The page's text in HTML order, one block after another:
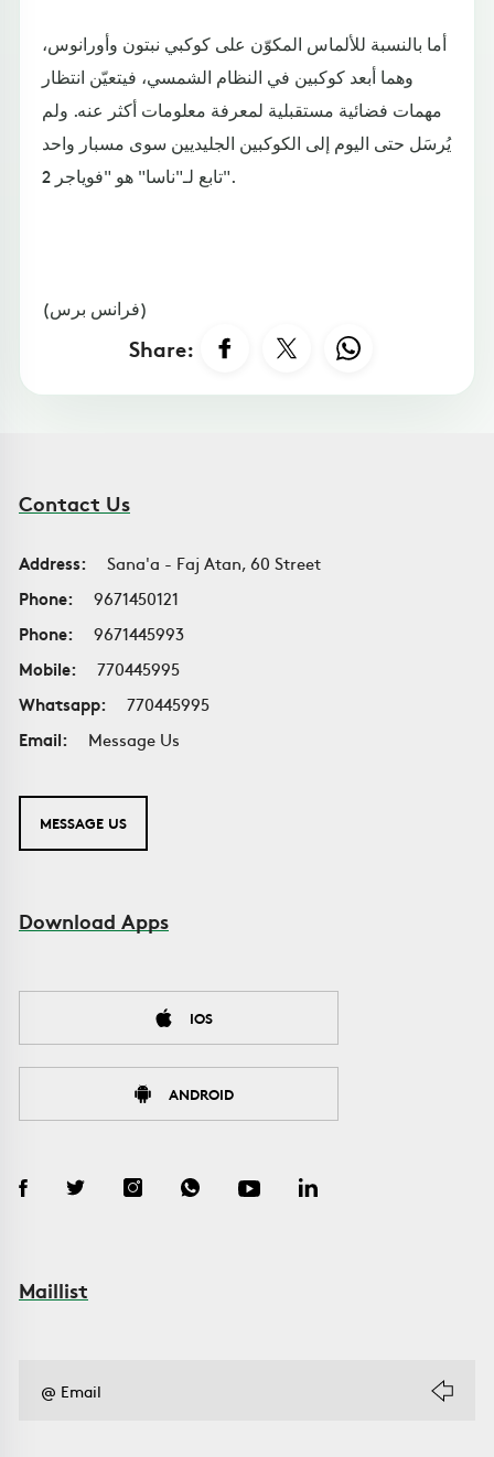
أما بالنسبة للألماس المكوّن على كوكبي نبتون وأورانوس،
وهما أبعد كوكبين في النظام الشمسي، فيتعيّن انتظار
مهمات فضائية مستقبلية لمعرفة معلومات أكثر عنه. ولم
يُرسَل حتى اليوم إلى الكوكبين الجليديين سوى مسبار واحد
تابع لـ"ناسا" هو "فوياجر 2".
(فرانس برس)
Share:
Contact Us
Address:
Sana'a - Faj Atan, 60 Street
Phone:
9671450121
Phone:
9671445993
Mobile:
770445995
Whatsapp:
770445995
Email:
Message Us
MESSAGE US
Download Apps
IOS
ANDROID
Maillist